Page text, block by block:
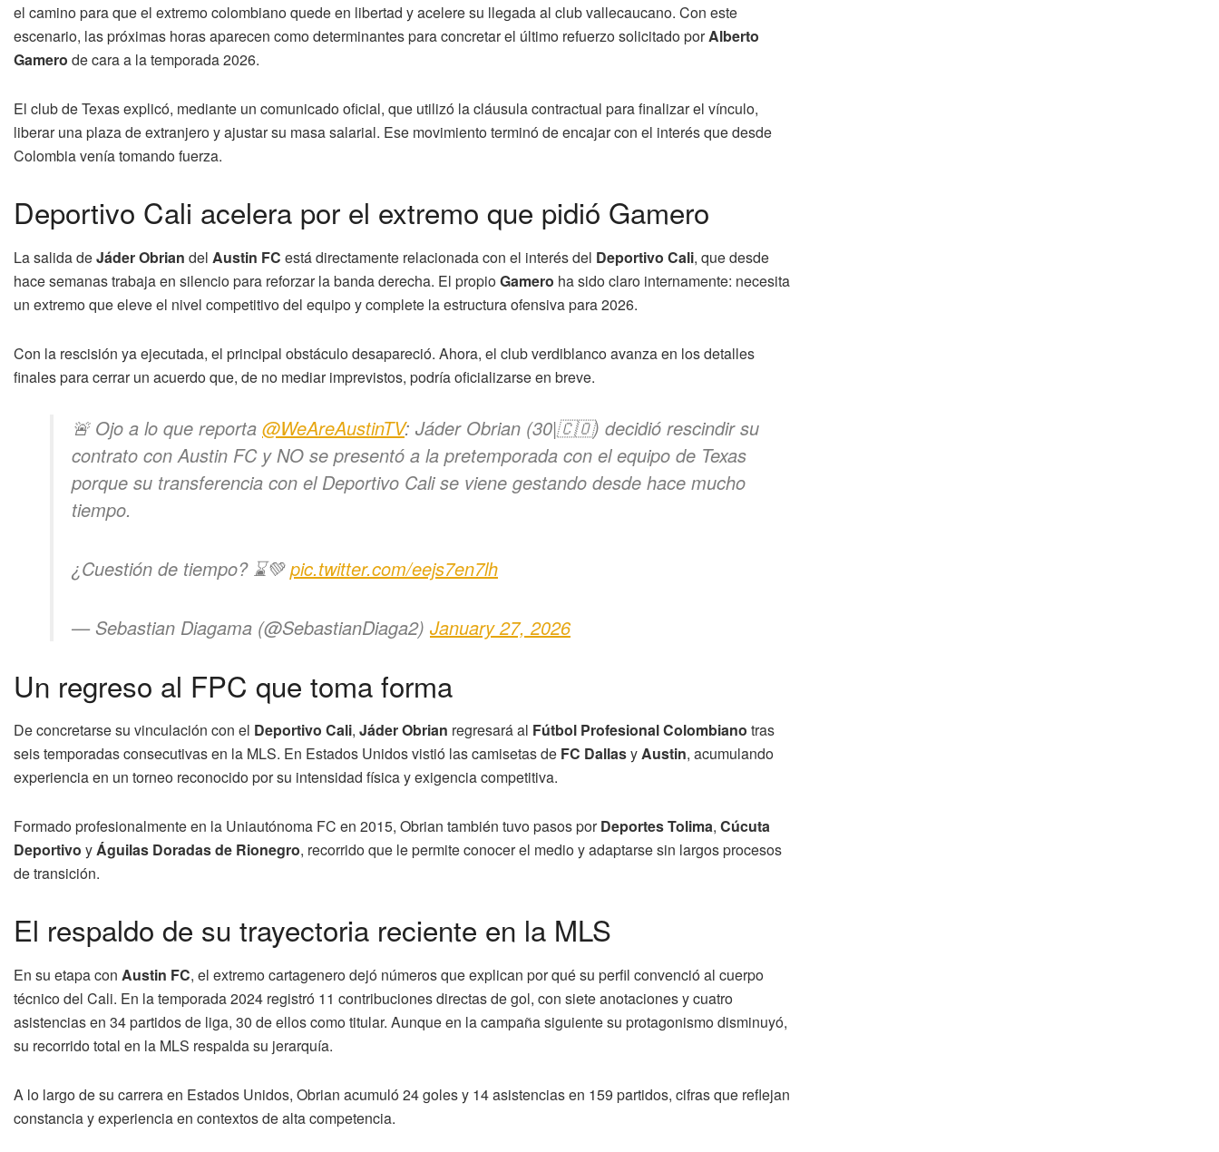
el camino para que el extremo colombiano quede en libertad y acelere su llegada al club vallecaucano. Con este
escenario, las próximas horas aparecen como determinantes para concretar el último refuerzo solicitado porAlberto
Gamero de cara a la temporada 2026.
El club de Texas explicó, mediante un comunicado oficial, que utilizó la cláusula contractual para finalizar el vínculo,
liberar una plaza de extranjero y ajustar su masa salarial. Ese movimiento terminó de encajar con el interés que desde
Colombia venía tomando fuerza.
Deportivo Cali acelera por el extremo que pidió Gamero
La salida deJáder Obrian del Austin FC está directamente relacionada con el interés del Deportivo Cali, que desde
hace semanas trabaja en silencio para reforzar la banda derecha. El propioGamero ha sido claro internamente: necesita
un extremo que eleve el nivel competitivo del equipo y complete la estructura ofensiva para 2026.
Con la rescisión ya ejecutada, el principal obstáculo desapareció. Ahora, el club verdiblanco avanza en los detalles
finales para cerrar un acuerdo que, de no mediar imprevistos, podría oficializarse en breve.
🚨 Ojo a lo que reporta @WeAreAustinTV: Jáder Obrian (30|🇨🇴) decidió rescindir su
contrato con Austin FC y NO se presentó a la pretemporada con el equipo de Texas
porque su transferencia con el Deportivo Cali se viene gestando desde hace mucho
tiempo.
¿Cuestión de tiempo? ⌛️💚pic.twitter.com/eejs7en7lh
— Sebastian Diagama (@SebastianDiaga2) January 27, 2026
Un regreso al FPC que toma forma
De concretarse su vinculación con el Deportivo Cali, Jáder Obrian regresará al Fútbol Profesional Colombiano tras
seis temporadas consecutivas en la MLS. En Estados Unidos vistió las camisetas de FC DallasyAustin, acumulando
experiencia en un torneo reconocido por su intensidad física y exigencia competitiva.
Formado profesionalmente en la Uniautónoma FC en 2015, Obrian también tuvo pasos porDeportes Tolima, Cúcuta
Deportivo yÁguilas Doradas de Rionegro, recorrido que le permite conocer el medio y adaptarse sin largos procesos
de transición.
El respaldo de su trayectoria reciente en la MLS
En su etapa con Austin FC, el extremo cartagenero dejó números que explican por qué su perfil convenció al cuerpo
técnico del Cali. En la temporada 2024 registró 11 contribuciones directas de gol, con siete anotaciones y cuatro
asistencias en 34 partidos de liga, 30 de ellos como titular. Aunque en la campaña siguiente su protagonismo disminuyó,
su recorrido total en la MLS respalda su jerarquía.
A lo largo de su carrera en Estados Unidos, Obrian acumuló 24 goles y 14 asistencias en 159 partidos, cifras que reflejan
constancia y experiencia en contextos de alta competencia.